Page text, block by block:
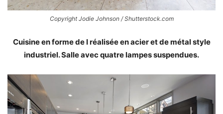
Copyright Jodie Johnson / Shutterstock.com
Cuisine en forme de I réalisée en acier et de métal style
industriel. Salle avec quatre lampes suspendues.